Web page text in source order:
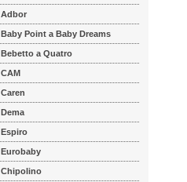
Adbor
Baby Point a Baby Dreams
Bebetto a Quatro
CAM
Caren
Dema
Espiro
Eurobaby
Chipolino